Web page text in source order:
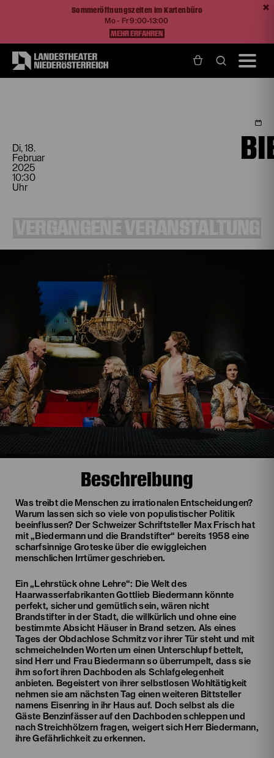
Sommeröffnungszeiten im Kartenbüro
Mo - Fr 9:00-13:00
MEHR ERFAHREN
Di, 18.
Februar
2025
10:30
Uhr
Beschreibung
Was treibt die Menschen zu irrationalen Entscheidungen?
Warum lassen sich so viele von populistischer Politik
beeinflussen? Der Schweizer Schriftsteller Max Frisch hat
mit „Biedermann und die Brandstifter“ bereits 1958 eine
scharfsinnige Groteske über die ewiggleichen
menschlichen Irrtümer geschrieben.
Ein „Lehrstück ohne Lehre“: Die Welt des
Haarwasserfabrikanten Gottlieb Biedermann könnte
perfekt, sicher und gemütlich sein, wären nicht
Brandstifter in der Stadt, die willkürlich und ohne eine
bestimmte Absicht Häuser in Brand setzen. Als eines
Tages der Obdachlose Schmitz vor ihrer Tür steht und mit
schmeichelnden Worten um einen Unterschlupf bettelt,
sind Herr und Frau Biedermann so überrumpelt, dass sie
ihm sofort ihren Dachboden als Schlafgelegenheit
anbieten. Begeistert von ihrer selbstlosen Wohltätigkeit
nehmen sie am nächsten Tag einen weiteren Bittsteller
namens Eisenring in ihr Haus auf. Doch selbst als die
Gäste Benzinfässer auf den Dachboden schleppen und
nach Streichhölzern fragen, weigert sich Herr Biedermann,
ihre Gefährlichkeit zu erkennen.